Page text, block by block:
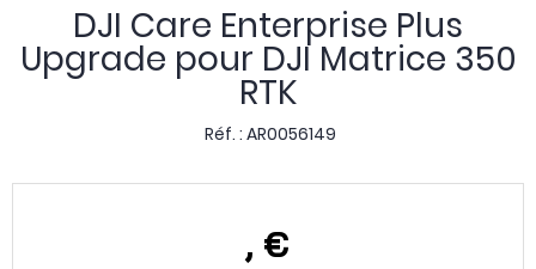
DJI Care Enterprise Plus
Upgrade pour DJI Matrice 350
RTK
Réf. : AR0056149
, €